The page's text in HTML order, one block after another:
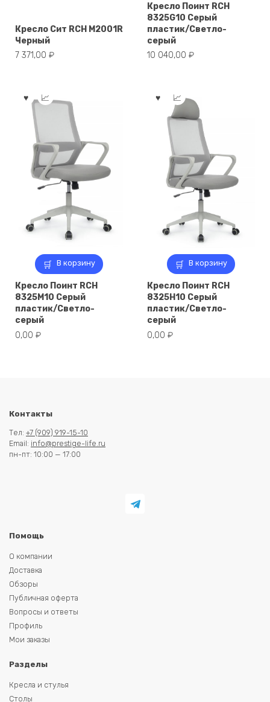
Кресло Сит RCH M2001R
Черный
7 371,00 ₽
Кресло Поинт RCH
8325G10 Серый
пластик/Светло-
серый
10 040,00 ₽
В корзину
Кресло Поинт RCH
8325M10 Серый
пластик/Светло-
серый
0,00 ₽
В корзину
Кресло Поинт RCH
8325H10 Серый
пластик/Светло-
серый
0,00 ₽
Контакты
Тел: +7 (909) 919-15-10
Email: info@prestige-life.ru
пн-пт: 10:00 — 17:00
Помощь
О компании
Доставка
Обзоры
Публичная оферта
Вопросы и ответы
Профиль
Мои заказы
Разделы
Кресла и стулья
Столы